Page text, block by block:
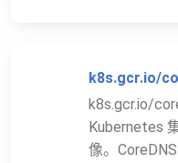
k8s.gcr.io/
k8s.gcr.io/
Kubernetes
像。